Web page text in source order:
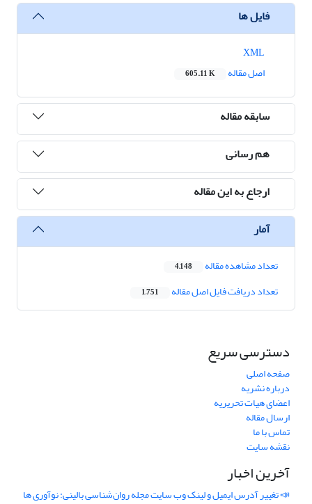
فایل ها
اصل مقاله
605.11 K
سابقه مقاله
هم رسانی
ارجاع به این مقاله
آمار
تعداد مشاهده مقاله 4,148
تعداد دریافت فایل اصل مقاله 1,751
دسترسی سریع
صفحه اصلی
درباره نشریه
اعضای هیات تحریریه
ارسال مقاله
تماس با ما
نقشه سایت
آخرین اخبار
📣 تغییر آدرس ایمیل و لینک وب‌ سایت مجله روان‌شناسی بالینی: نوآوری ها